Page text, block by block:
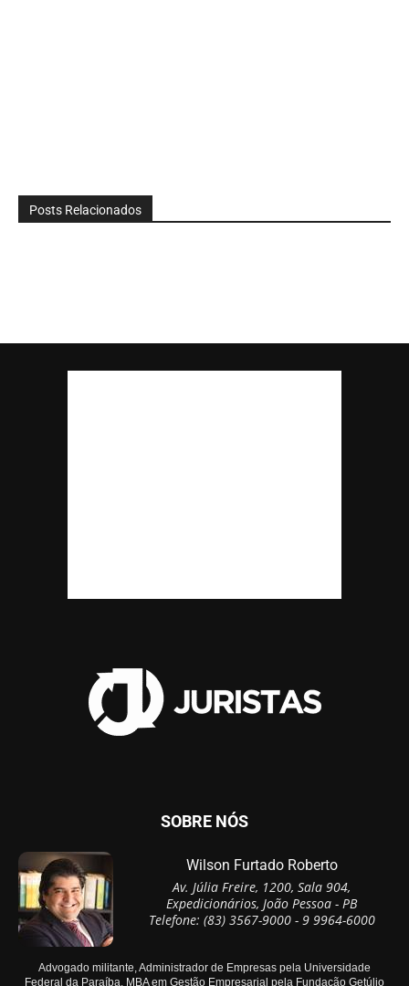
Posts Relacionados
SOBRE NÓS
Wilson Furtado Roberto
Av. Júlia Freire, 1200, Sala 904,
Expedicionários, João Pessoa - PB
Telefone: (83) 3567-9000 - 9 9964-6000
Advogado militante, Administrador de Empresas pela Universidade
Federal da Paraíba, MBA em Gestão Empresarial pela Fundação Getúlio